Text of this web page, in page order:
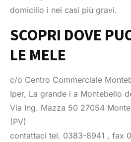
domicilio i nei casi più gravi.
SCOPRI DOVE
LE MELE
c/o Centro Commerciale
Iper, La grande i a Montebello
Via Ing. Mazza 50 27054
(PV)
contattaci tel. 0383-8941 , fax